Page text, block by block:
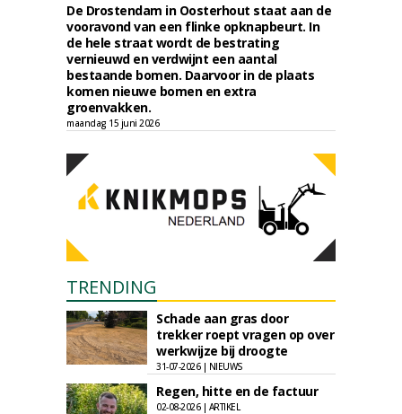
De Drostendam in Oosterhout staat aan de
vooravond van een flinke opknapbeurt. In
de hele straat wordt de bestrating
vernieuwd en verdwijnt een aantal
bestaande bomen. Daarvoor in de plaats
komen nieuwe bomen en extra
groenvakken.
maandag 15 juni 2026
TRENDING
Schade aan gras door
trekker roept vragen op over
werkwijze bij droogte
31-07-2026 | NIEUWS
Regen, hitte en de factuur
02-08-2026 | ARTIKEL